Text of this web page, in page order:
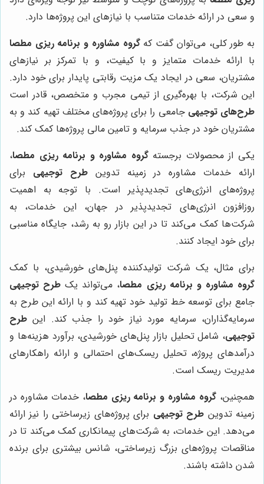
و سعی در ارائه خدمات متناسب با نیازهای این پروژه‌ها دارد.
به طور کلی، می‌توان گفت کهگروه مشاوره و برنامه ریزی مطصا
با ارائه خدمات متمایز و با کیفیت، و با تمرکز بر نیازهای
مشتریان، سعی در ایجاد یک مزیت رقابتی پایدار برای خود دارد.
این شرکت، با بهره‌گیری از تیمی مجرب و متخصص، قادر است
طرح‌های توجیهی جامعی را برای پروژه‌های مختلف تهیه کند و به
مشتریان خود در جذب سرمایه و تامین مالی پروژه‌ها کمک کند.
یکی از محصولات برجستهگروه مشاوره و برنامه ریزی مطصا،
ارائه خدمات مشاوره در زمینه تدوینطرح توجیهی برای
پروژه‌های انرژی‌های تجدیدپذیر است. با توجه به اهمیت
روزافزون انرژی‌های تجدیدپذیر در جهان، این خدمات، به
شرکت‌ها کمک می‌کند تا در این بازار رو به رشد، جایگاه مناسبی
برای خود ایجاد کنند.
برای مثال، یک شرکت تولیدکننده پنل‌های خورشیدی، با کمک
گروه مشاوره و برنامه ریزی مطصا، می‌تواند یک طرح توجیهی
جامع برای توسعه خط تولید خود تهیه کند و با ارائه این طرح به
سرمایه‌گذاران، سرمایه مورد نیاز خود را جذب کند. این طرح
توجیهی، شامل تحلیل بازار پنل‌های خورشیدی، برآورد هزینه‌ها و
درآمدهای پروژه، تحلیل ریسک‌های احتمالی و ارائه راهکارهای
مدیریت ریسک است.
همچنین، گروه مشاوره و برنامه ریزی مطصا، خدمات مشاوره در
زمینه تدوین طرح توجیهی برای پروژه‌های زیرساختی را نیز ارائه
می‌دهد. این خدمات، به شرکت‌های پیمانکاری کمک می‌کند تا در
مناقصات پروژه‌های بزرگ زیرساختی، شانس بیشتری برای برنده
شدن داشته باشند.